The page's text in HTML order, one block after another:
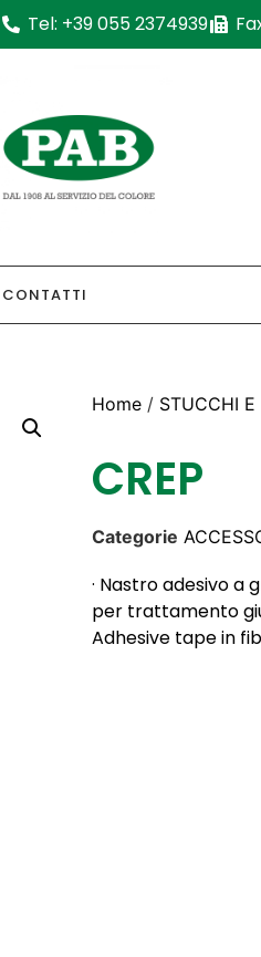
Tel: +39 055 2374939
CONTATTI
Home / STUCCHI E
CREP
Categorie
· Nastro adesivo a
per trattamento
Adhesive tape in